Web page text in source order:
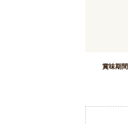
賞味期間